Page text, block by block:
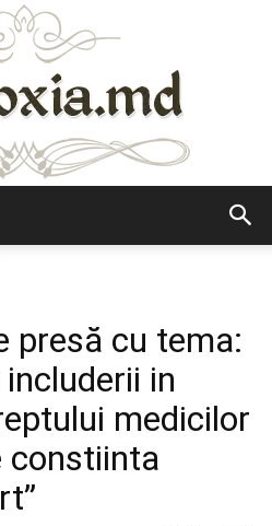
presă cu tema:
in
medicilor
constiinta